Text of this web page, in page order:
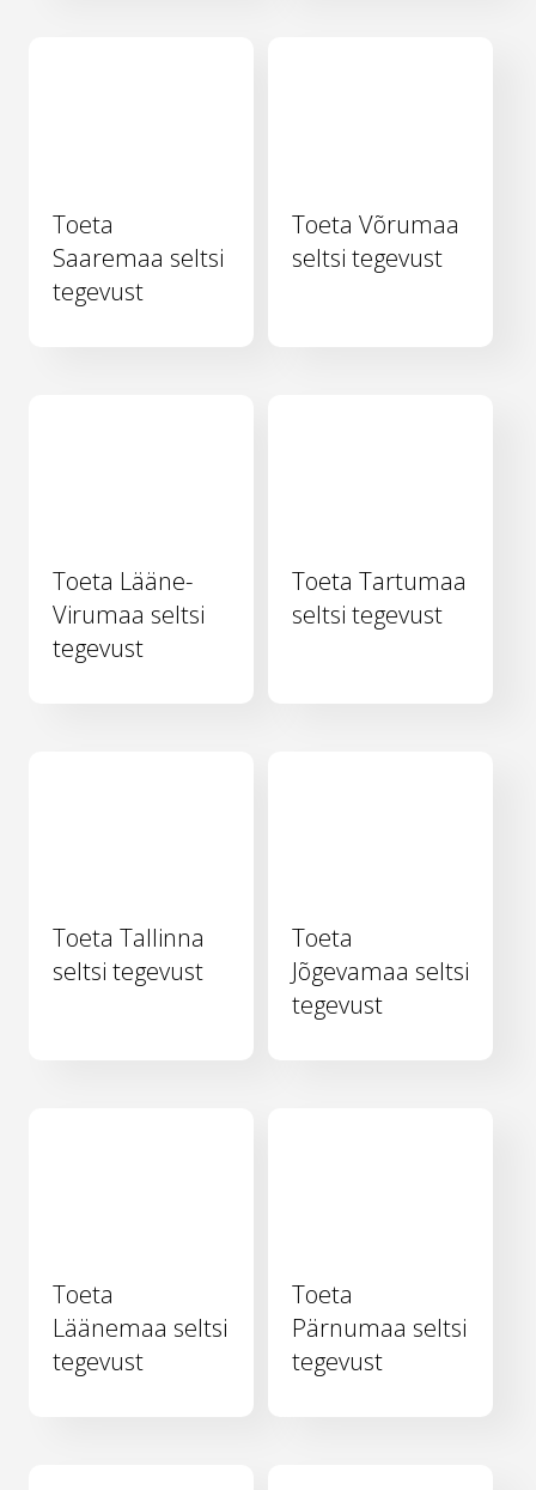
Toeta
Saaremaa seltsi
tegevust
Toeta Võrumaa
seltsi tegevust
Toeta Lääne-
Virumaa seltsi
tegevust
Toeta Tartumaa
seltsi tegevust
Toeta Tallinna
seltsi tegevust
Toeta
Jõgevamaa seltsi
tegevust
Toeta
Läänemaa seltsi
tegevust
Toeta
Pärnumaa seltsi
tegevust